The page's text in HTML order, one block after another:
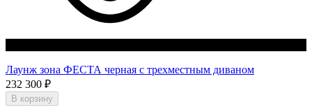
Лаунж зона ФЕСТА черная с трехместным диваном
232 300 ₽
В корзину